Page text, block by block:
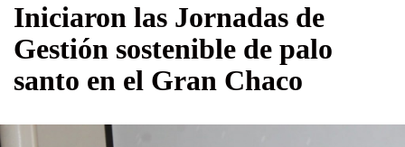
Iniciaron las Jornadas de
Gestión sostenible de palo
santo en el Gran Chaco